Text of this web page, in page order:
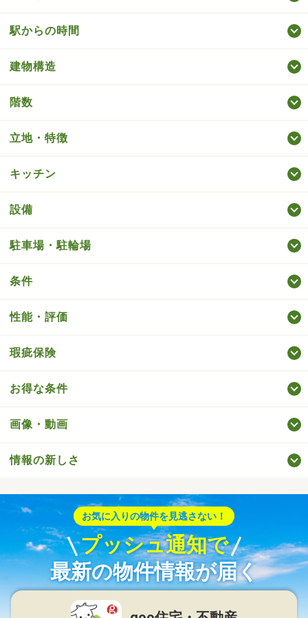
駅からの時間
建物構造
階数
立地・特徴
キッチン
設備
駐車場・駐輪場
条件
性能・評価
瑕疵保険
お得な条件
画像・動画
情報の新しさ
お気に入りの物件を見逃さない！
プッシュ通知で
最新の物件情報が届く